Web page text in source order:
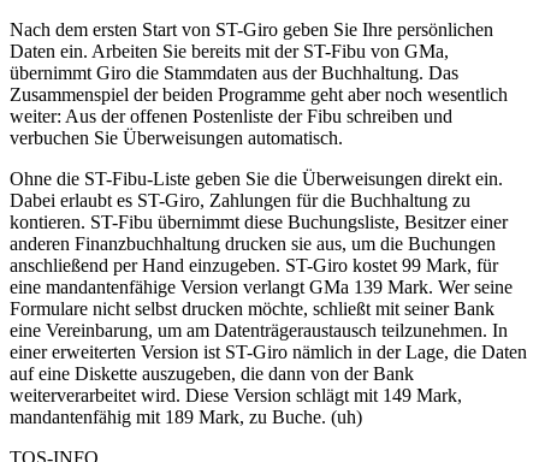
Nach dem ersten Start von ST-Giro geben Sie Ihre persönlichen
Daten ein. Arbeiten Sie bereits mit der ST-Fibu von GMa,
übernimmt Giro die Stammdaten aus der Buchhaltung. Das
Zusammenspiel der beiden Programme geht aber noch wesentlich
weiter: Aus der offenen Postenliste der Fibu schreiben und
verbuchen Sie Überweisungen automatisch.
Ohne die ST-Fibu-Liste geben Sie die Überweisungen direkt ein.
Dabei erlaubt es ST-Giro, Zahlungen für die Buchhaltung zu
kontieren. ST-Fibu übernimmt diese Buchungsliste, Besitzer einer
anderen Finanzbuchhaltung drucken sie aus, um die Buchungen
anschließend per Hand einzugeben. ST-Giro kostet 99 Mark, für
eine mandantenfähige Version verlangt GMa 139 Mark. Wer seine
Formulare nicht selbst drucken möchte, schließt mit seiner Bank
eine Vereinbarung, um am Datenträgeraustausch teilzunehmen. In
einer erweiterten Version ist ST-Giro nämlich in der Lage, die Daten
auf eine Diskette auszugeben, die dann von der Bank
weiterverarbeitet wird. Diese Version schlägt mit 149 Mark,
mandantenfähig mit 189 Mark, zu Buche. (uh)
TOS-INFO